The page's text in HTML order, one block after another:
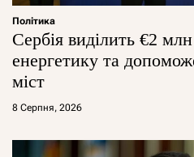
Політика
Сербія виділить €2
енергетику та
міст
8 Серпня, 2026